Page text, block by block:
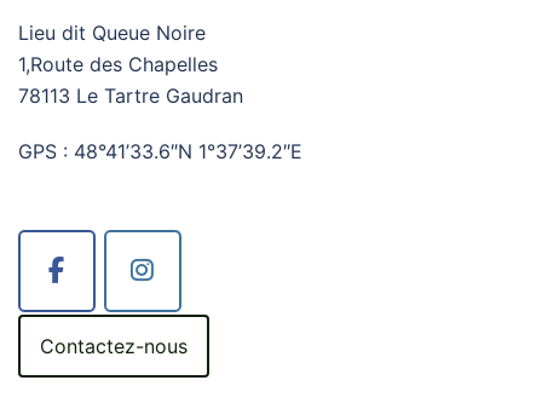
Lieu dit Queue Noire
1,Route des Chapelles
78113 Le Tartre Gaudran
GPS : 48°41’33.6″N 1°37’39.2″E
Contactez-nous